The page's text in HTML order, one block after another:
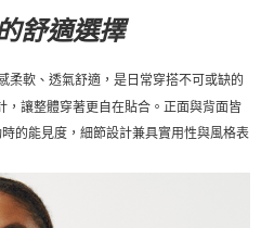
上)免運費
以上)免運費
舒適選擇
柔軟、透氣舒適，是日常穿搭不可或缺的
，讓整體穿著更自在貼合。正面與背面皆
的能見度，細節設計兼具實用性與風格表